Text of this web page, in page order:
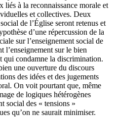
liés à la reconnaissance morale et
et collectives. Deux
de l’Église seront retenus et
d’une répercussion de la
sur l’enseignement social de
l’enseignement sur le bien
qui condamne la discrimination.
une ouverture du discours
des idées et des jugements
On voit pourtant que, même
de logiques hétérogènes
social des « tensions »
qu’on ne saurait minimiser.